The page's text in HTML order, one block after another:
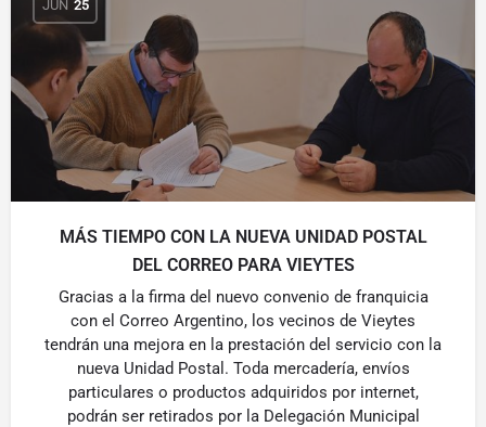
JUN 25
MÁS TIEMPO CON LA NUEVA UNIDAD POSTAL
DEL CORREO PARA VIEYTES
Gracias a la firma del nuevo convenio de franquicia
con el Correo Argentino, los vecinos de Vieytes
tendrán una mejora en la prestación del servicio con la
nueva Unidad Postal. Toda mercadería, envíos
particulares o productos adquiridos por internet,
podrán ser retirados por la Delegación Municipal